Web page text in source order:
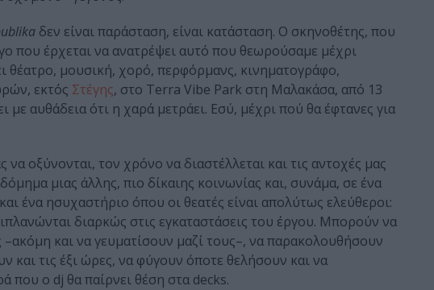
δεν είναι παράσταση, είναι κατάσταση. Ο σκηνοθέτης, που
που έρχεται να ανατρέψει αυτό που θεωρούσαμε μέχρι
θέατρο, μουσική, χορό, περφόρμανς, κινηματογράφο,
εκτός Στέγης, στο Terra Vibe Park στη Μαλακάσα, από 13
αυθάδεια ότι η χαρά μετράει. Eσύ, μέχρι πού θα έφτανες για
οξύνονται, τον χρόνο να διαστέλλεται και τις αντοχές μας
μιας άλλης, πιο δίκαιης κοινωνίας και, συνάμα, σε ένα
ένα ησυχαστήριο όπου οι θεατές είναι απολύτως ελεύθεροι:
διαρκώς στις εγκαταστάσεις του έργου. Μπορούν να
και να γευματίσουν μαζί τους–, να παρακολουθήσουν
και τις έξι ώρες, να φύγουν όποτε θελήσουν και να
που ο dj θα παίρνει θέση στα decks.